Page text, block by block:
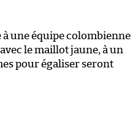
à une équipe colombienne
le maillot jaune, à un
pour égaliser seront